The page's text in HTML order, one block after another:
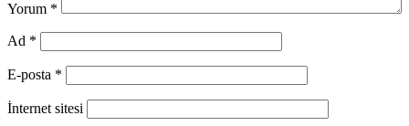
Yorum *
Ad *
E-posta *
İnternet sitesi